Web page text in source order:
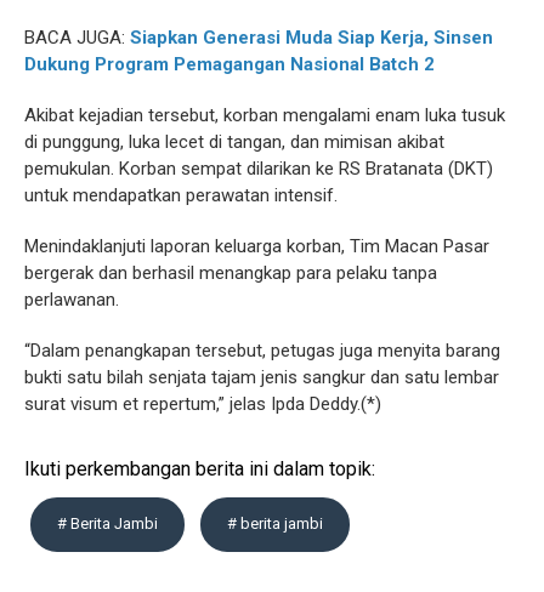
BACA JUGA: Siapkan Generasi Muda Siap Kerja, Sinsen
Dukung Program Pemagangan Nasional Batch 2
Akibat kejadian tersebut, korban mengalami enam luka tusuk
di punggung, luka lecet di tangan, dan mimisan akibat
pemukulan. Korban sempat dilarikan ke RS Bratanata (DKT)
untuk mendapatkan perawatan intensif.
Menindaklanjuti laporan keluarga korban, Tim Macan Pasar
bergerak dan berhasil menangkap para pelaku tanpa
perlawanan.
“Dalam penangkapan tersebut, petugas juga menyita barang
bukti satu bilah senjata tajam jenis sangkur dan satu lembar
surat visum et repertum,” jelas Ipda Deddy.(*)
Ikuti perkembangan berita ini dalam topik:
# Berita Jambi # berita jambi